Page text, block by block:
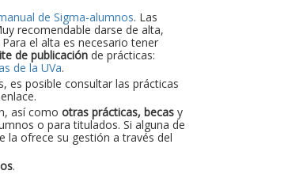
de Sigma-alumnos. Las
recomendable darse de alta,
el alta es necesario tener
de publicaciónde prácticas:
de la UVa.
es posible consultar las prácticas
así como otras prácticas, becasy
o para titulados. Si alguna de
la ofrece su gestión a través del
.